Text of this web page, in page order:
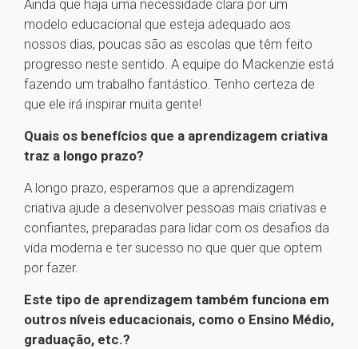
Ainda que haja uma necessidade clara por um
modelo educacional que esteja adequado aos
nossos dias, poucas são as escolas que têm feito
progresso neste sentido. A equipe do Mackenzie está
fazendo um trabalho fantástico. Tenho certeza de
que ele irá inspirar muita gente!
Quais os benefícios que a aprendizagem criativa
traz a longo prazo?
A longo prazo, esperamos que a aprendizagem
criativa ajude a desenvolver pessoas mais criativas e
confiantes, preparadas para lidar com os desafios da
vida moderna e ter sucesso no que quer que optem
por fazer.
Este tipo de aprendizagem também funciona em
outros níveis educacionais, como o Ensino Médio,
graduação, etc.?